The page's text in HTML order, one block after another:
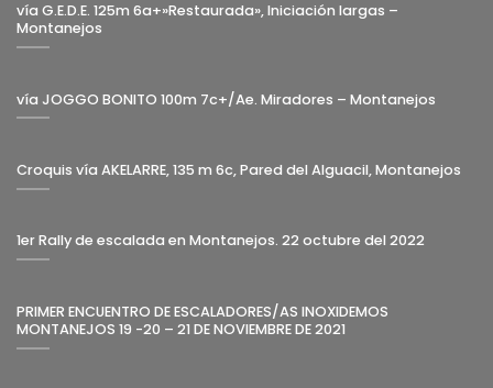
vía G.E.D.E. 125m 6a+»Restaurada», Iniciación largas –
Montanejos
vía JOGGO BONITO 100m 7c+/Ae. Miradores – Montanejos
Croquis vía AKELARRE, 135 m 6c, Pared del Alguacil, Montanejos
1er Rally de escalada en Montanejos. 22 octubre del 2022
PRIMER ENCUENTRO DE ESCALADORES/AS INOXIDEMOS
MONTANEJOS 19 -20 – 21 DE NOVIEMBRE DE 2021